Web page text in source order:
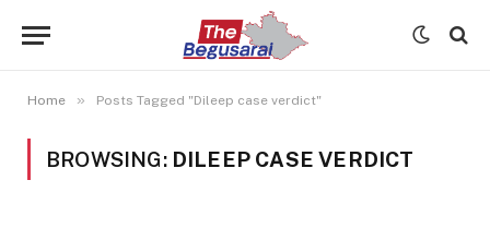
Home » Posts Tagged "Dileep case verdict"
BROWSING: DILEEP CASE VERDICT